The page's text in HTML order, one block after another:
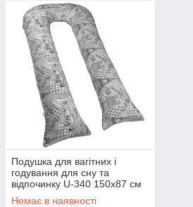
Подушка для вагітних і
годування для сну та
відпочинку U-340 150х87 см
Романтичний Париж сірий
Немає в наявності